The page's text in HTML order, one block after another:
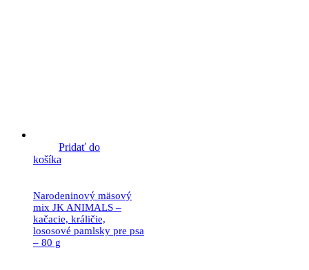
Pridať do
košíka
Narodeninový mäsový
mix JK ANIMALS –
kačacie, králičie,
lososové pamlsky pre psa
– 80 g